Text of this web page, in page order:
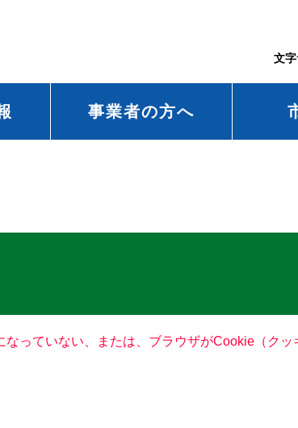
文
事業者の方へ
っていない、または、ブラウザがCookie（ク